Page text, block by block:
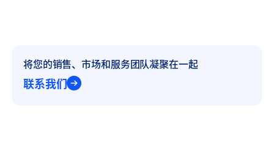
将您的销售、市场和服务团队凝聚在一起
联系我们